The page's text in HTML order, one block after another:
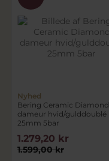
Nyhed
Bering Ceramic Diamond
dameur hvid/gulddoublé
25mm 5bar
1.599,00 kr
1.279,20 kr